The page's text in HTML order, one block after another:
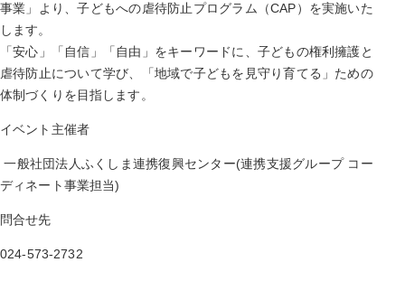
事業」より、子どもへの虐待防止プログラム（CAP）を実施いた
します。
「安心」「自信」「自由」をキーワードに、子どもの権利擁護と
虐待防止について学び、「地域で子どもを見守り育てる」ための
体制づくりを目指します。
イベント主催者
一般社団法人ふくしま連携復興センター(連携支援グループ コー
ディネート事業担当)
問合せ先
024-573-2732